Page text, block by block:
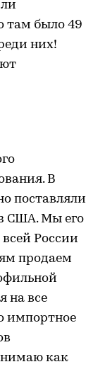
там было 49
них!
В
поставляли
США. Мы его
России
продаем
на все
импортное
как